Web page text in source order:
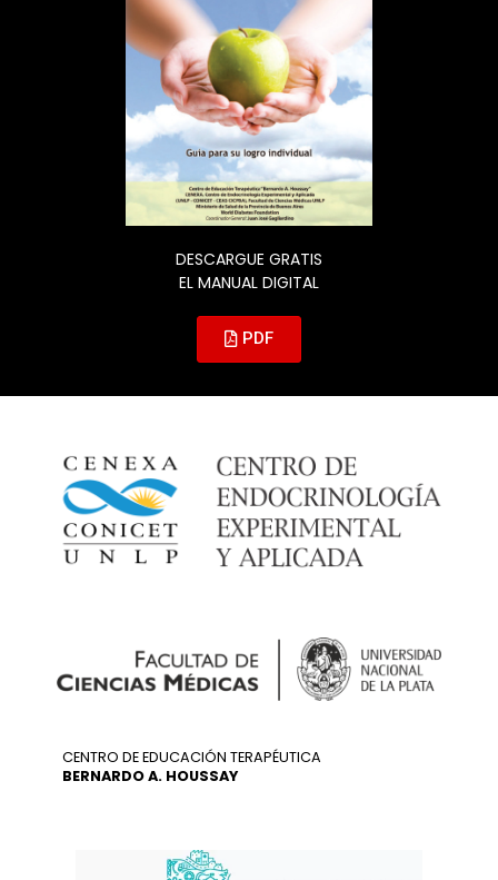
DESCARGUE GRATIS
EL MANUAL DIGITAL
PDF
CENTRO DE EDUCACIÓN TERAPÉUTICA
BERNARDO A. HOUSSAY